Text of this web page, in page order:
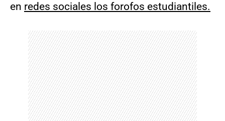
en redes sociales los forofos estudiantiles.